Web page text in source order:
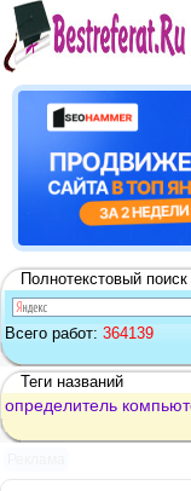
Полнотекстовый поиск
Всего работ: 364139
Теги названий
определитель